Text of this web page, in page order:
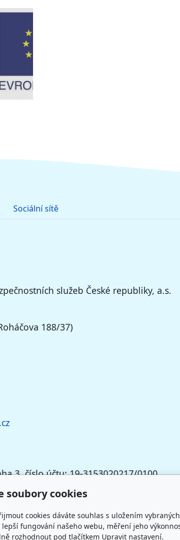
Sociální sítě
služeb České republiky, a.s.
188/37)
3, číslo účtu: 19-3153020217/0100
soudu v Praze, odd. L, č.
soubory cookies
cookies dáváte souhlas s uložením
fungování našeho webu, měření jeho
rozhodnout pod tlačítkem Upravit nastavení.